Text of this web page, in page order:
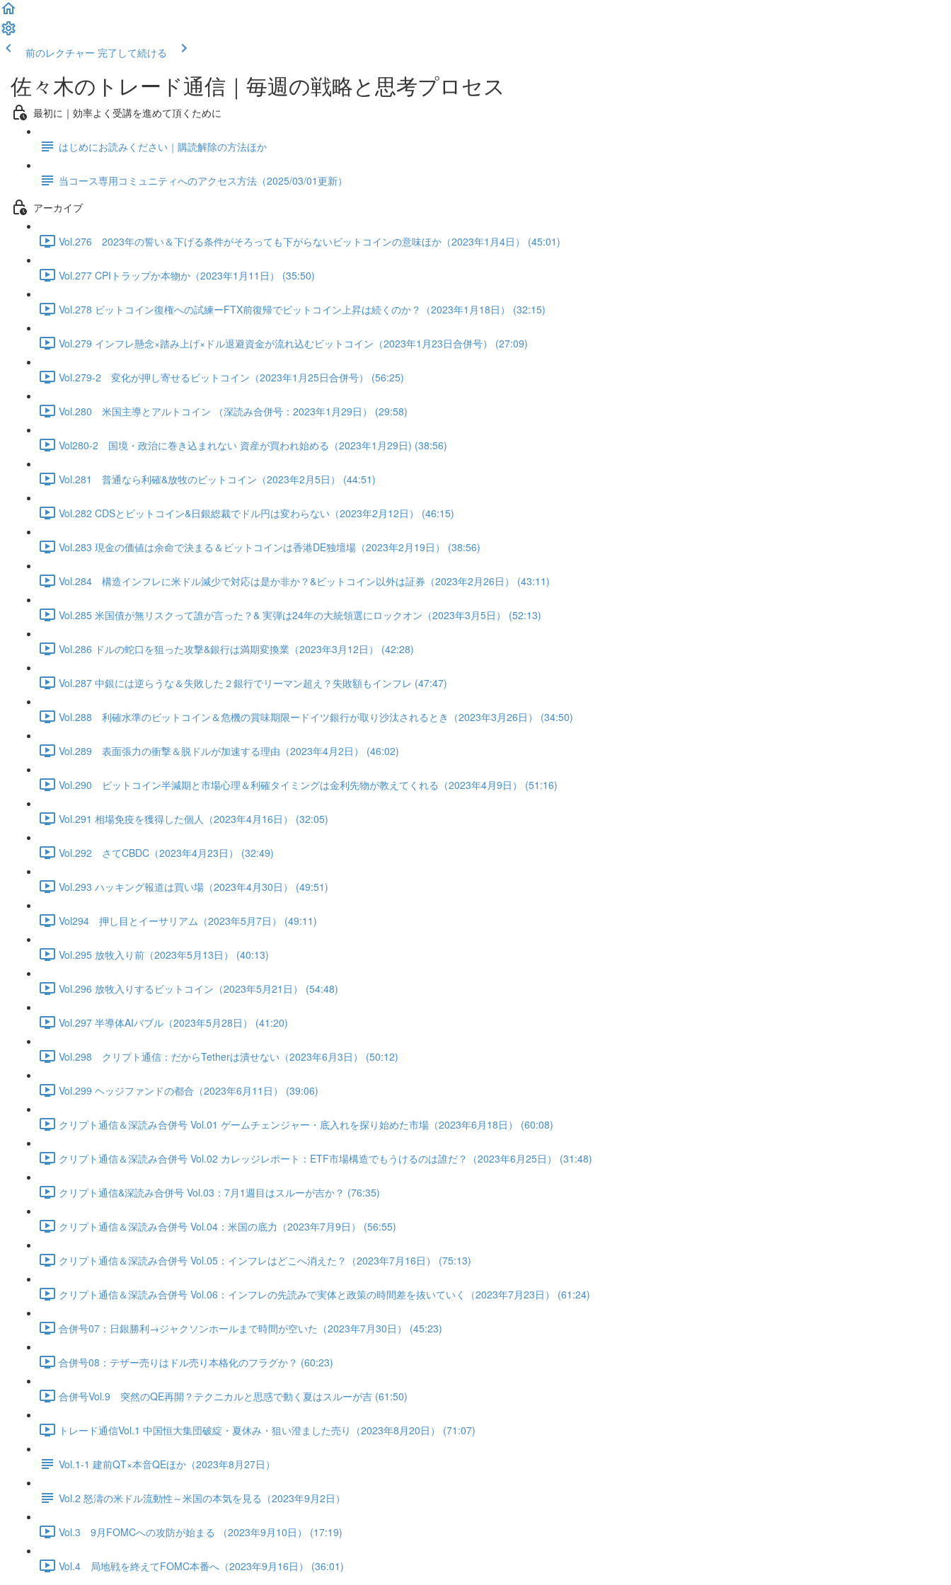
前のレクチャー 完了して続ける
佐々木のトレード通信｜毎週の戦略と思考プロセス
最初に｜効率よく受講を進めて頂くために
はじめにお読みください｜購読解除の方法ほか
当コース専用コミュニティへのアクセス方法（2025/03/01更新）
アーカイブ
Vol.276 2023年の誓い＆下げる条件がそろっても下がらないビットコインの意味ほか（2023年1月4日） (45:01)
Vol.277 CPIトラップか本物か（2023年1月11日） (35:50)
Vol.278 ビットコイン復権への試練ーFTX前復帰でビットコイン上昇は続くのか？（2023年1月18日） (32:15)
Vol.279 インフレ懸念×踏み上げ×ドル退避資金が流れ込むビットコイン（2023年1月23日合併号） (27:09)
Vol.279-2 変化が押し寄せるビットコイン（2023年1月25日合併号） (56:25)
Vol.280 米国主導とアルトコイン （深読み合併号：2023年1月29日） (29:58)
Vol280-2 国境・政治に巻き込まれない 資産が買われ始める（2023年1月29日) (38:56)
Vol.281 普通なら利確&放牧のビットコイン（2023年2月5日） (44:51)
Vol.282 CDSとビットコイン&日銀総裁でドル円は変わらない（2023年2月12日） (46:15)
Vol.283 現金の価値は余命で決まる＆ビットコインは香港DE独壇場（2023年2月19日） (38:56)
Vol.284 構造インフレに米ドル減少で対応は是か非か？&ビットコイン以外は証券（2023年2月26日） (43:11)
Vol.285 米国債が無リスクって誰が言った？& 実弾は24年の大統領選にロックオン（2023年3月5日） (52:13)
Vol.286 ドルの蛇口を狙った攻撃&銀行は満期変換業（2023年3月12日） (42:28)
Vol.287 中銀には逆らうな＆失敗した２銀行でリーマン超え？失敗額もインフレ (47:47)
Vol.288 利確水準のビットコイン＆危機の賞味期限ードイツ銀行が取り沙汰されるとき（2023年3月26日） (34:50)
Vol.289 表面張力の衝撃＆脱ドルが加速する理由（2023年4月2日） (46:02)
Vol.290 ビットコイン半減期と市場心理＆利確タイミングは金利先物が教えてくれる（2023年4月9日） (51:16)
Vol.291 相場免疫を獲得した個人（2023年4月16日） (32:05)
Vol.292 さてCBDC（2023年4月23日） (32:49)
Vol.293 ハッキング報道は買い場（2023年4月30日） (49:51)
Vol294 押し目とイーサリアム（2023年5月7日） (49:11)
Vol.295 放牧入り前（2023年5月13日） (40:13)
Vol.296 放牧入りするビットコイン（2023年5月21日） (54:48)
Vol.297 半導体AIバブル（2023年5月28日） (41:20)
Vol.298 クリプト通信：だからTetherは潰せない（2023年6月3日） (50:12)
Vol.299 ヘッジファンドの都合（2023年6月11日） (39:06)
クリプト通信＆深読み合併号 Vol.01 ゲームチェンジャー・底入れを探り始めた市場（2023年6月18日） (60:08)
クリプト通信＆深読み合併号 Vol.02 カレッジレポート：ETF市場構造でもうけるのは誰だ？（2023年6月25日） (31:48)
クリプト通信&深読み合併号 Vol.03：7月1週目はスルーが吉か？ (76:35)
クリプト通信＆深読み合併号 Vol.04：米国の底力（2023年7月9日） (56:55)
クリプト通信＆深読み合併号 Vol.05：インフレはどこへ消えた？（2023年7月16日） (75:13)
クリプト通信＆深読み合併号 Vol.06：インフレの先読みで実体と政策の時間差を抜いていく（2023年7月23日） (61:24)
合併号07：日銀勝利→ジャクソンホールまで時間が空いた（2023年7月30日） (45:23)
合併号08：テザー売りはドル売り本格化のフラグか？ (60:23)
合併号Vol.9 突然のQE再開？テクニカルと思惑で動く夏はスルーが吉 (61:50)
トレード通信Vol.1 中国恒⼤集団破綻・夏休み・狙い澄ました売り（2023年8月20日） (71:07)
Vol.1-1 建前QT×本音QEほか（2023年8月27日）
Vol.2 怒濤の米ドル流動性～米国の本気を見る（2023年9月2日）
Vol.3 9月FOMCへの攻防が始まる （2023年9月10日） (17:19)
Vol.4 局地戦を終えてFOMC本番へ（2023年9月16日） (36:01)